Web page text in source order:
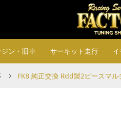
ン・旧車 サーキット走行
FK8 純正交換 Rdd製2ピースマ